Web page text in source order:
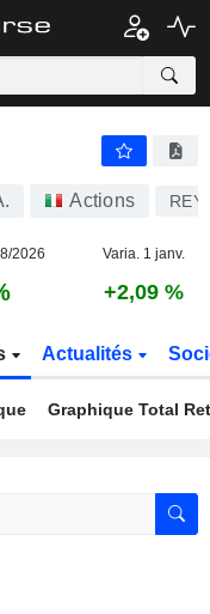
Actions REY
2026 Varia. 1 janv.
+2,09 %
Actualités
Graphique Total